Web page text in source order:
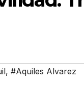
, #Aquiles Alvarez